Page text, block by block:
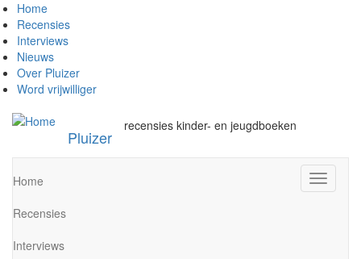
Overslaan
en
naar
de
inhoud
gaan
Home
Recensies
Interviews
Nieuws
Over Pluizer
Word vrijwilliger
Pluizer
recensies kinder- en jeugdboeken
wisselen
Home
Recensies
Interviews